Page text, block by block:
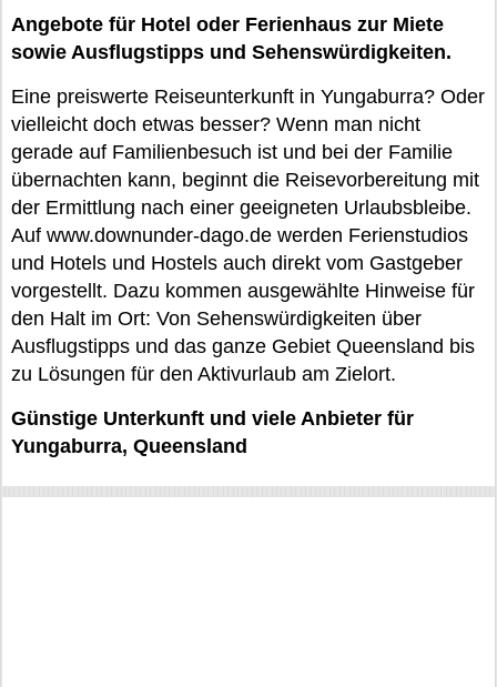
Angebote für Hotel oder Ferienhaus zur Miete
sowie Ausflugstipps und Sehenswürdigkeiten.
Eine preiswerte Reiseunterkunft in Yungaburra? Oder
vielleicht doch etwas besser? Wenn man nicht
gerade auf Familienbesuch ist und bei der Familie
übernachten kann, beginnt die Reisevorbereitung mit
der Ermittlung nach einer geeigneten Urlaubsbleibe.
Auf www.downunder-dago.de werden Ferienstudios
und Hotels und Hostels auch direkt vom Gastgeber
vorgestellt. Dazu kommen ausgewählte Hinweise für
den Halt im Ort: Von Sehenswürdigkeiten über
Ausflugstipps und das ganze Gebiet Queensland bis
zu Lösungen für den Aktivurlaub am Zielort.
Günstige Unterkunft und viele Anbieter für
Yungaburra, Queensland